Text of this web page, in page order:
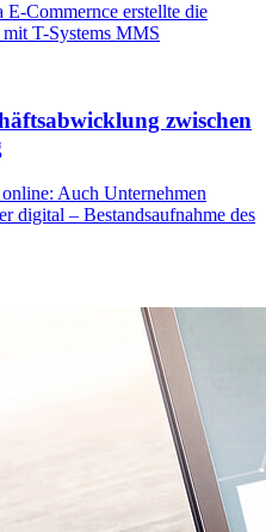
Commernce erstellte die
T-Systems MMS
zwischen
Auch Unternehmen
digital – Bestandsaufnahme des